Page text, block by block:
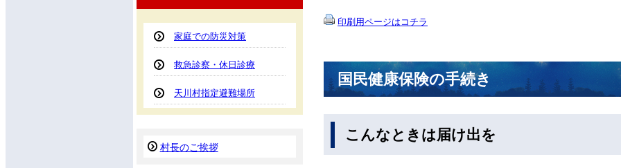
家庭での防災対策
救急診察・休日診療
天川村指定避難場所
村長のご挨拶
印刷用ページはコチラ
国民健康保険の手続き
こんなときは届け出を